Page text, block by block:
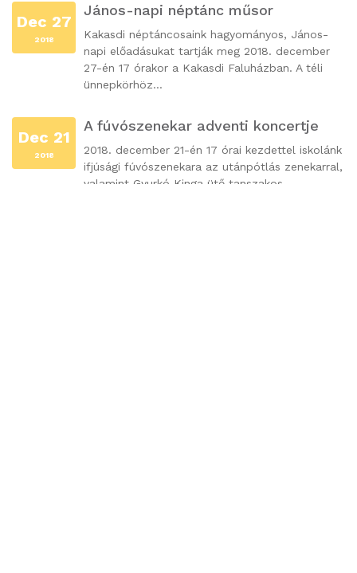
Dec 27
2018
János-napi néptánc műsor
Kakasdi néptáncosaink hagyományos, János-
napi előadásukat tartják meg 2018. december
27-én 17 órakor a Kakasdi Faluházban. A téli
ünnepkörhöz...
Dec 21
2018
A fúvószenekar adventi koncertje
2018. december 21-én 17 órai kezdettel iskolánk
ifjúsági fúvószenekara az utánpótlás zenekarral,
valamint Gyurkó Kinga ütő tanszakos